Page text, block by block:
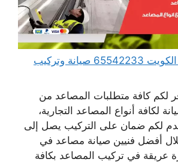
صيانة مصاعد في الكويت 65542233 صيانة وتركيب
لكم كافة متطلبات المصاعد من
لكافة أنواع المصاعد التجارية،
لكم ضمان على التركيب يصل إلى
أفضل فنيين صيانة مصاعد في
عريقة في تركيب المصاعد بكافة